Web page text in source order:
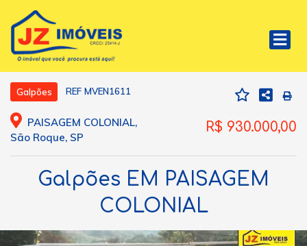
Galpões REF MVEN1611
PAISAGEM COLONIAL,
São Roque, SP
R$ 930.000,00
Galpões EM PAISAGEM
COLONIAL